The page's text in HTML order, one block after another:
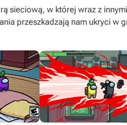
Xbox Game Pass
sieciową, w której wraz z
przeszkadzają nam ukryci w